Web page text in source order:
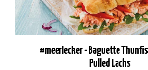
#meerlecker - Baguette
Pulled Lachs